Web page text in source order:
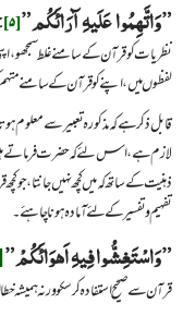
”وَاتَّهِمُوا عَلَیهِ آرَائَکُم”[۵]
نظریات کو قرآن کے سامنے غلط سمجھو،
لفظوں میں، اپنے کو قرآن کے سامنے متہم
قابل ذکر ہے کہ مذکورہ تعبیر سے معلوم
لازم ہے، اس لئے کہ حضرت فرماتے ہیں
ذہنیت کے ساتھ کہ میں کچھ نہیں جانتا،
تفہیم و تفسیر کے لئے آمادہ ہونا چاہئے۔
”وَاسْتَغِشُّوا فِیهِ اَهوَائَکُمْ”
قرآن سے صحیح استفادہ کرسکو ورنہ